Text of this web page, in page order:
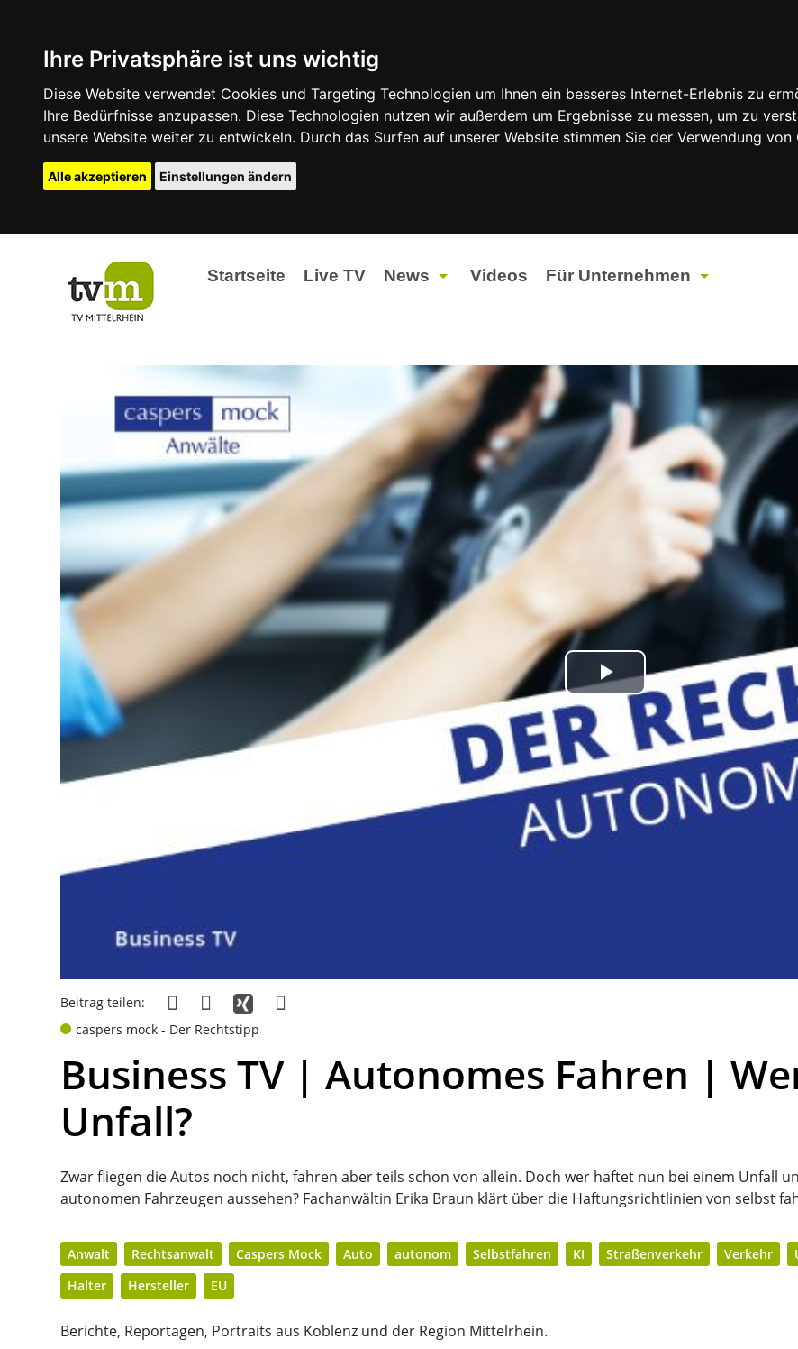
Ihre Privatsphäre ist uns wichtig
Diese Website verwendet Cookies und Targeting Technologien um Ihnen ein besseres Internet-Erlebnis zu
Ihre Bedürfnisse anzupassen. Diese Technologien nutzen wir außerdem um Ergebnisse zu messen, um zu
unsere Website weiter zu entwickeln. Durch das Surfen auf unserer Website stimmen Sie der Verwendung
Alle akzeptieren Einstellungen ändern
Startseite Live TV News
Landtagswahlen 2026
Lokales
Partner Content
Sport
Videos Für Unternehmen
Play
Video
Beitrag teilen:
caspers mock - Der Rechtstipp
Business TV | Autonomes Fahren |
Unfall?
Zwar fliegen die Autos noch nicht, fahren aber teils schon von allein. Doch wer haftet nun bei einem Unfall
autonomen Fahrzeugen aussehen? Fachanwältin Erika Braun klärt über die Haftungsrichtlinien von selbst
Anwalt Rechtsanwalt Caspers Mock Auto autonom Selbstfahren KI Straßenverkehr Verkehr
Halter
Hersteller EU
Berichte, Reportagen, Portraits aus Koblenz und der Region Mittelrhein.